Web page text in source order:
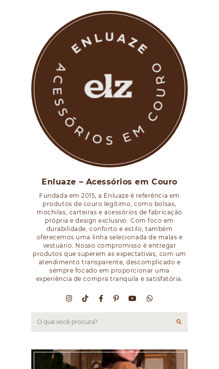
Enluaze – Acessórios em Couro
Fundada em 2015, a Enluaze é referência em
produtos de couro legítimo, como bolsas,
mochilas, carteiras e acessórios de fabricação
própria e design exclusivo. Com foco em
durabilidade, conforto e estilo, também
oferecemos uma linha selecionada de malas e
vestuário. Nosso compromisso é entregar
produtos que superem as expectativas, com um
atendimento transparente, descomplicado e
sempre focado em proporcionar uma
experiência de compra tranquila e satisfatória.